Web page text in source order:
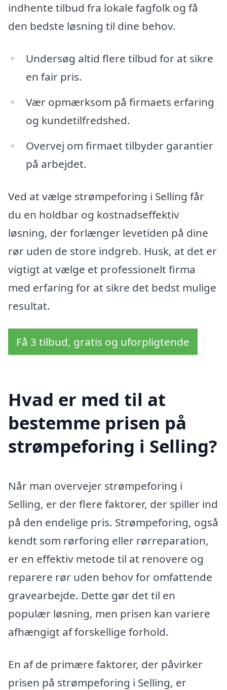
indhente tilbud fra lokale fagfolk og få
den bedste løsning til dine behov.
Undersøg altid flere tilbud for at sikre
en fair pris.
Vær opmærksom på firmaets erfaring
og kundetilfredshed.
Overvej om firmaet tilbyder garantier
på arbejdet.
Ved at vælge strømpeforing i Selling får
du en holdbar og kostnadseffektiv
løsning, der forlænger levetiden på dine
rør uden de store indgreb. Husk, at det er
vigtigt at vælge et professionelt firma
med erfaring for at sikre det bedst mulige
resultat.
Få 3 tilbud, gratis og uforpligtende
Hvad er med til at
bestemme prisen på
strømpeforing i Selling?
Når man overvejer strømpeforing i
Selling, er der flere faktorer, der spiller ind
på den endelige pris. Strømpeforing, også
kendt som rørforing eller rørreparation,
er en effektiv metode til at renovere og
reparere rør uden behov for omfattende
gravearbejde. Dette gør det til en
populær løsning, men prisen kan variere
afhængigt af forskellige forhold.
En af de primære faktorer, der påvirker
prisen på strømpeforing i Selling, er